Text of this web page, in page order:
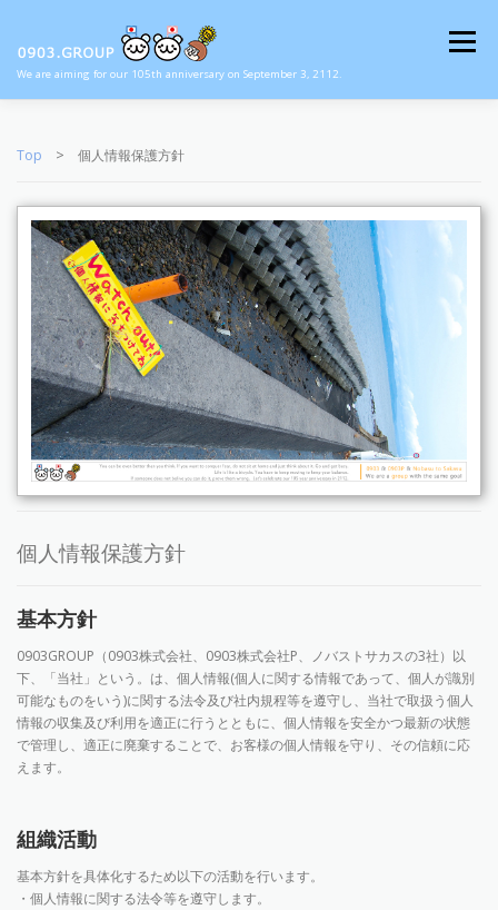
ツ
We are aiming for our 105th anniversary on September 3, 2112.
メニュー
Contact
Top > 個人情報保護方針
個人情報保護方針
基本方針
0903GROUP（0903株式会社、0903株式会社P、ノバストサカスの3社）以
下、「当社」という。は、個人情報(個人に関する情報であって、個人が識別
可能なものをいう)に関する法令及び社内規程等を遵守し、当社で取扱う個人
情報の収集及び利用を適正に行うとともに、個人情報を安全かつ最新の状態
で管理し、適正に廃棄することで、お客様の個人情報を守り、その信頼に応
えます。
組織活動
基本方針を具体化するため以下の活動を行います。
・個人情報に関する法令等を遵守します。